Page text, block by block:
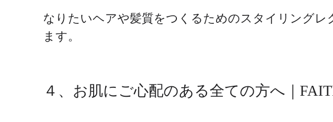
なりたいヘアや髪質をつくるためのスタイリングレ
ます。
４、お肌にご心配のある全ての方へ｜